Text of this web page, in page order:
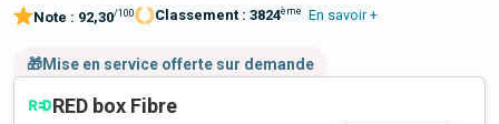
Note : 92,30/100 Classement : 3824ème En savoir +
🎁Mise en service offerte sur demande
RED box Fibre